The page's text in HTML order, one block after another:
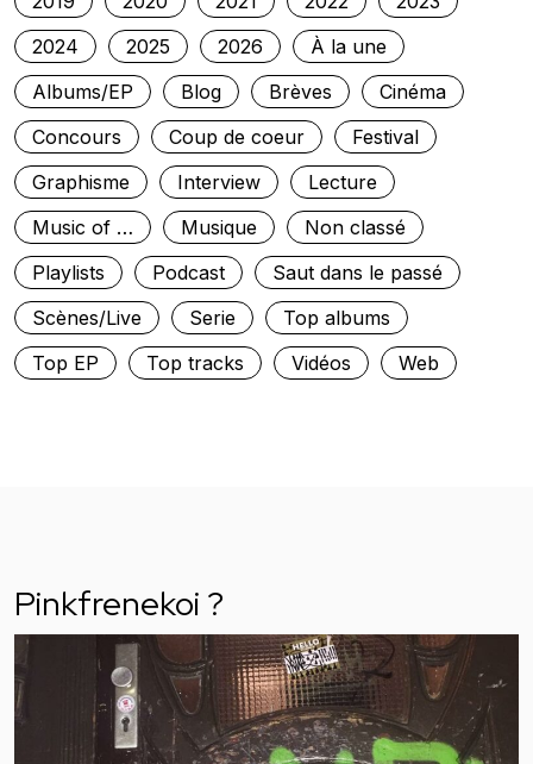
2024
2025 2026
À la une
Albums/EP
Blog Brèves
Cinéma
Concours
Coup de coeur
Festival
Graphisme
Interview
Lecture
Music of …
Musique
Non classé
Playlists
Podcast
Saut dans le passé
Scènes/Live
Serie
Top albums
Top EP
Top tracks Vidéos Web
Pinkfrenekoi ?